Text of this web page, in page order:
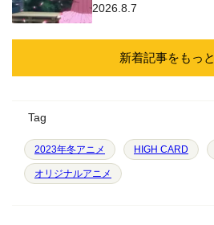
2026.8.7
新着記事をもっ
Tag
2023年冬アニメ HIGH CARD
オリジナルアニメ